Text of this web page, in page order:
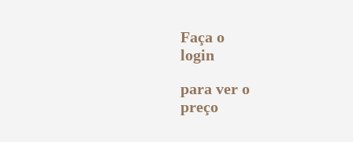
Faça o
login
para ver o
preço